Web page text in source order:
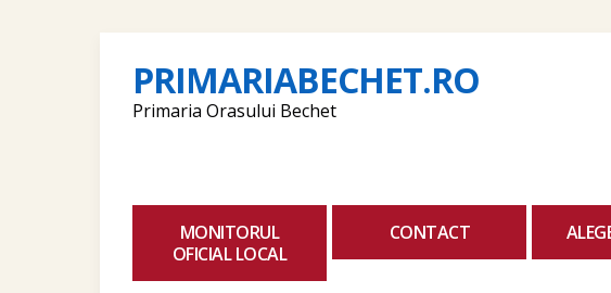
PRIMARIABECHET.RO
Primaria Orasului Bechet
MONITORUL
OFICIAL LOCAL
CONTACT